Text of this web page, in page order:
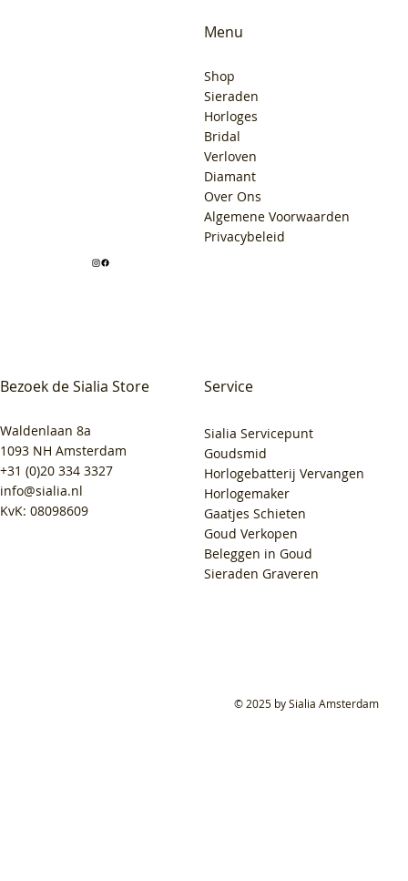
Bezoek de Sialia Store
Waldenlaan 8a
1093 NH Amsterdam
+31 (0)20 334 3327
info@sialia.nl
KvK: 08098609
Menu
Shop
Sieraden
Horloges
Bridal
Verloven
Diamant
Over Ons
Algemene Voorwaarden
Privacybeleid
Service
Sialia Servicepunt
Goudsmid
Horlogebatterij Vervangen
Horlogemaker
Gaatjes Schieten
Goud Verkopen
Beleggen in Goud
Sieraden Graveren
© 2025 by Sialia Amsterdam